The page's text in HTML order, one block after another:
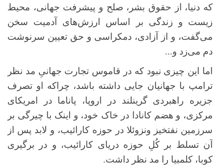
که دنیا، از حقوق بشر، صلح و پیشرفت جهانی، محیط
زیست و زندگی بر اساس ارزش‌های آدمیت سخن
می‌گفت، و از آزادی، دمکراسی و حق تعیین سرنوشت
دم می‌زد و...
اما این چیزی نبود که در قاموس تجارت جهانیِ مد نظر
ترامپ با جهانیان جایی داشته باشد، چراکه او تصرف
جزیره راهبردی گرینلند در اروپا، پاناما در امریکای
مرکزی، و هضم کانادا در خاک خود، و اینک با چیرگی بر
سرزمین نفتخیز ونزوئلا در حوزه کارائیب، و لابد پس از
آن تسلط بر کُلِ حوزه دریای کارائیب، و در برگیری
کوبا، کلمبیا را مد نظر داشت.